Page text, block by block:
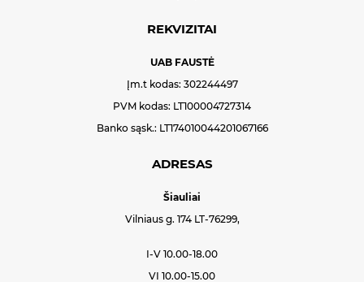
REKVIZITAI
UAB FAUSTĖ
Įm.t kodas: 302244497
PVM kodas: LT100004727314
Banko sąsk.: LT174010044201067166
ADRESAS
Šiauliai
Vilniaus g. 174 LT-76299,
I-V 10.00-18.00
VI 10.00-15.00